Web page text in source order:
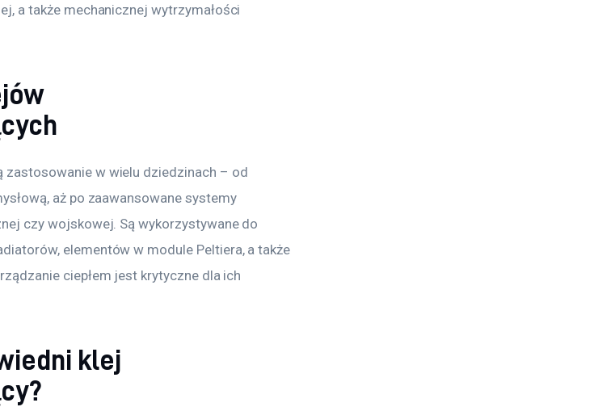
a także mechanicznej wytrzymałości
w wielu dziedzinach – od
aż po zaawansowane systemy
czy wojskowej. Są wykorzystywane do
elementów w module Peltiera, a także
ciepłem jest krytyczne dla ich
klej